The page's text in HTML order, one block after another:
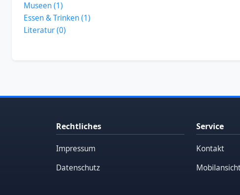
Museen (1)
Essen & Trinken (1)
Literatur (0)
Rechtliches
Impressum
Datenschutz
Service
Kontakt